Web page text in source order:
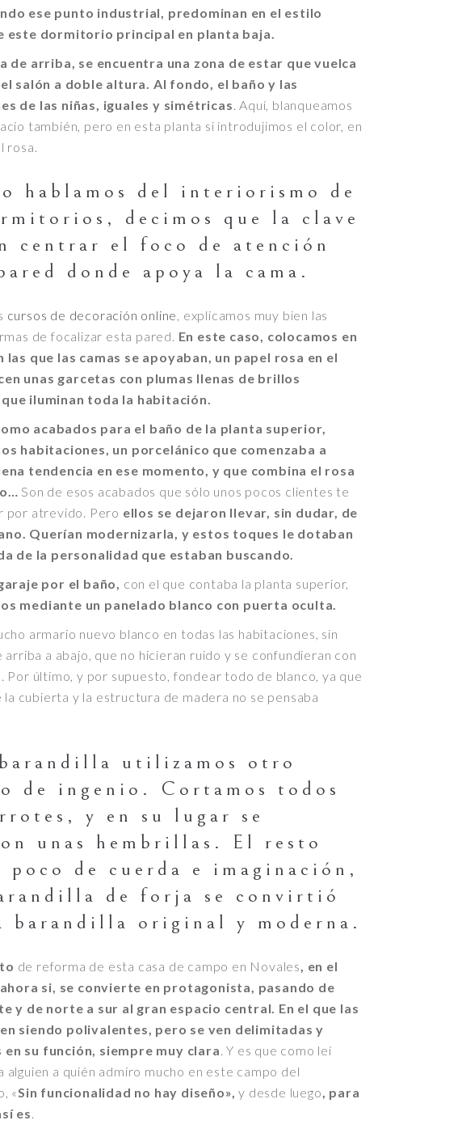
ese punto industrial, predominan en el estilo
este dormitorio principal en planta baja.
de arriba, se encuentra una zona de estar que vuelca
salón a doble altura. Al fondo, el baño y las
de las niñas, iguales y simétricas. Aquí, blanqueamos
también, pero en esta planta si introdujimos el color, en
rosa.
hablamos del interiorismo de
decimos que la clave
centrar el foco de atención
donde apoya la cama.
cursos de decoración online, explicamos muy bien las
de focalizar esta pared. En este caso, colocamos en
las que las camas se apoyaban, un papel rosa en el
unas garcetas con plumas llenas de brillos
iluminan toda la habitación.
acabados para el baño de la planta superior,
habitaciones, un porcelánico que comenzaba a
tendencia en ese momento, y que combina el rosa
Son de esos acabados que sólo unos pocos clientes te
por atrevido. Pero ellos se dejaron llevar, sin dudar, de
Querían modernizarla, y estos toques le dotaban
de la personalidad que estaban buscando.
por el baño, con el que contaba la planta superior,
mediante un panelado blanco con puerta oculta.
armario nuevo blanco en todas las habitaciones, sin
a abajo, que no hicieran ruido y se confundieran con
Por último, y por supuesto, fondear todo de blanco, ya que
la cubierta y la estructura de madera no se pensaba
utilizamos otro
de ingenio. Cortamos todos
y en su lugar se
unas hembrillas. El resto
poco de cuerda e imaginación,
de forja se convirtió
barandilla original y moderna.
de reforma de esta casa de campo en Novales, en el
si, se convierte en protagonista, pasando de
y de norte a sur al gran espacio central. En el que las
siendo polivalentes, pero se ven delimitadas y
en su función, siempre muy clara. Y es que como leí
alguien a quién admiro mucho en este campo del
«Sin funcionalidad no hay diseño», y desde luego, para
es.